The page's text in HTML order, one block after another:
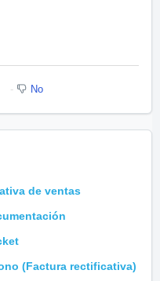
No
de ventas
(Factura rectificativa)